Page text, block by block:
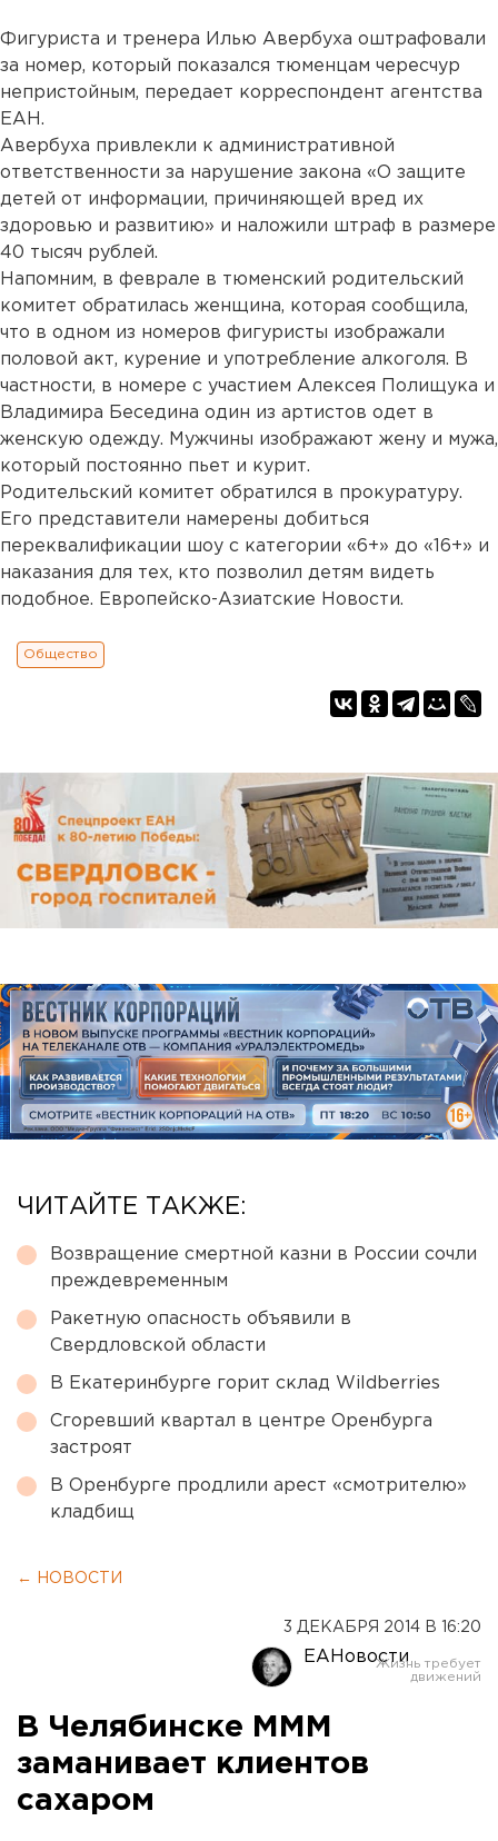
Фигуриста и тренера Илью Авербуха оштрафовали
за номер, который показался тюменцам чересчур
непристойным, передает корреспондент агентства
ЕАН.
Авербуха привлекли к административной
ответственности за нарушение закона «О защите
детей от информации, причиняющей вред их
здоровью и развитию» и наложили штраф в размере
40 тысяч рублей.
Напомним, в феврале в тюменский родительский
комитет обратилась женщина, которая сообщила,
что в одном из номеров фигуристы изображали
половой акт, курение и употребление алкоголя. В
частности, в номере с участием Алексея Полищука и
Владимира Беседина один из артистов одет в
женскую одежду. Мужчины изображают жену и мужа,
который постоянно пьет и курит.
Родительский комитет обратился в прокуратуру.
Его представители намерены добиться
переквалификации шоу с категории «6+» до «16+» и
наказания для тех, кто позволил детям видеть
подобное. Европейско-Азиатские Новости.
Общество
ЧИТАЙТЕ ТАКЖЕ:
Возвращение смертной казни в России сочли
преждевременным
Ракетную опасность объявили в
Свердловской области
В Екатеринбурге горит склад Wildberries
Сгоревший квартал в центре Оренбурга
застроят
В Оренбурге продлили арест «смотрителю»
кладбищ
← НОВОСТИ
3 ДЕКАБРЯ 2014 В 16:20
ЕАНовости
В Челябинске МММ
заманивает клиентов
сахаром